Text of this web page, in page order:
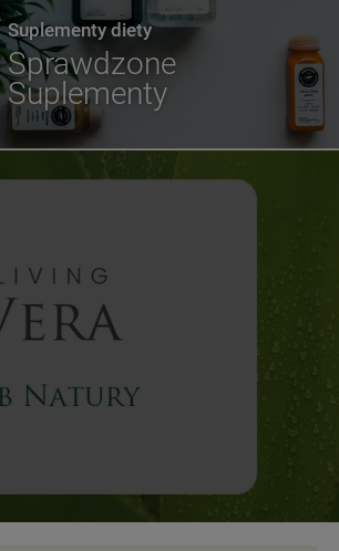
Suplementy diety
Sprawdzone
Suplementy